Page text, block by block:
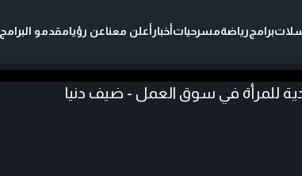
برامجرياضةمسرحياتأخبارأعلن معناعن رؤيامقدمو البرامج
للمرأة في سوق العمل - ضيف دنيا